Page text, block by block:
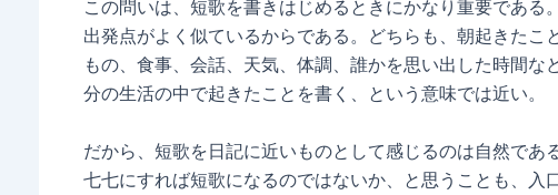
この問いは、短歌を書きはじめるときにかなり重要である
出発点がよく似ているからである。どちらも、朝起きたこ
もの、食事、会話、天気、体調、誰かを思い出した時間な
分の生活の中で起きたことを書く、という意味では近い。
だから、短歌を日記に近いものとして感じるのは自然であ
七七にすれば短歌になるのではないか、と思うことも、入